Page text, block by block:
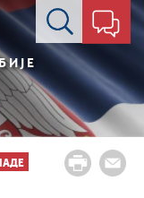
форма